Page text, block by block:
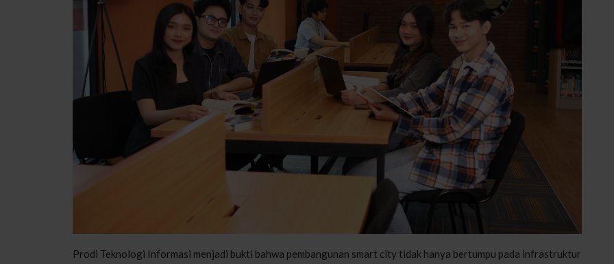
Prodi Teknologi Informasi menjadi bukti bahwa pembangunan smart city tidak hanya bertumpu pada infrastruktur